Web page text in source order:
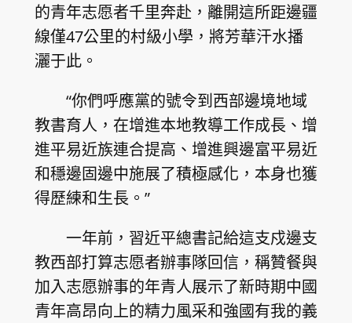
的青年志愿者千里奔赴，離開這所距邊疆
線僅47公里的村級小學，將芳華汗水播
灑于此。
“你們呼應黨的號令到西部邊境地域
教書育人，在增進本地教導工作成長、增
進平易近族連合提高、增進興邊富平易近
和穩邊固邊中施展了積極感化，本身也獲
得歷練和生長。”
一年前，習近平總書記給這支戍邊支
教西部打算志愿者辦事隊回信，稱贊餐與
加入志愿辦事的年青人展示了新時期中國
青年高昂向上的精力風采和強國有我的義